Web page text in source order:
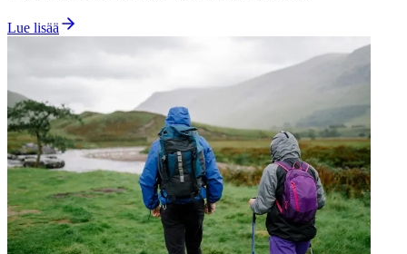
Lue lisää